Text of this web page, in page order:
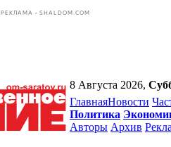
РЕКЛАМА • SHALDOM.COM
8 Августа 2026,
ГлавнаяНовости
Политика
Авторы Архив